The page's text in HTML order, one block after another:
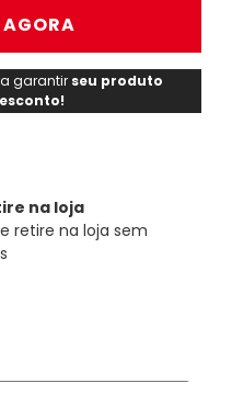
garantir seu produto
na loja
retire na loja sem